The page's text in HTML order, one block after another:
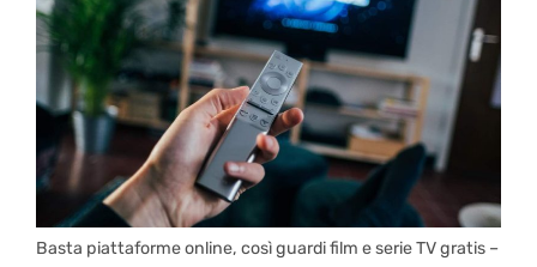
Basta piattaforme online, così guardi film e serie TV gratis –